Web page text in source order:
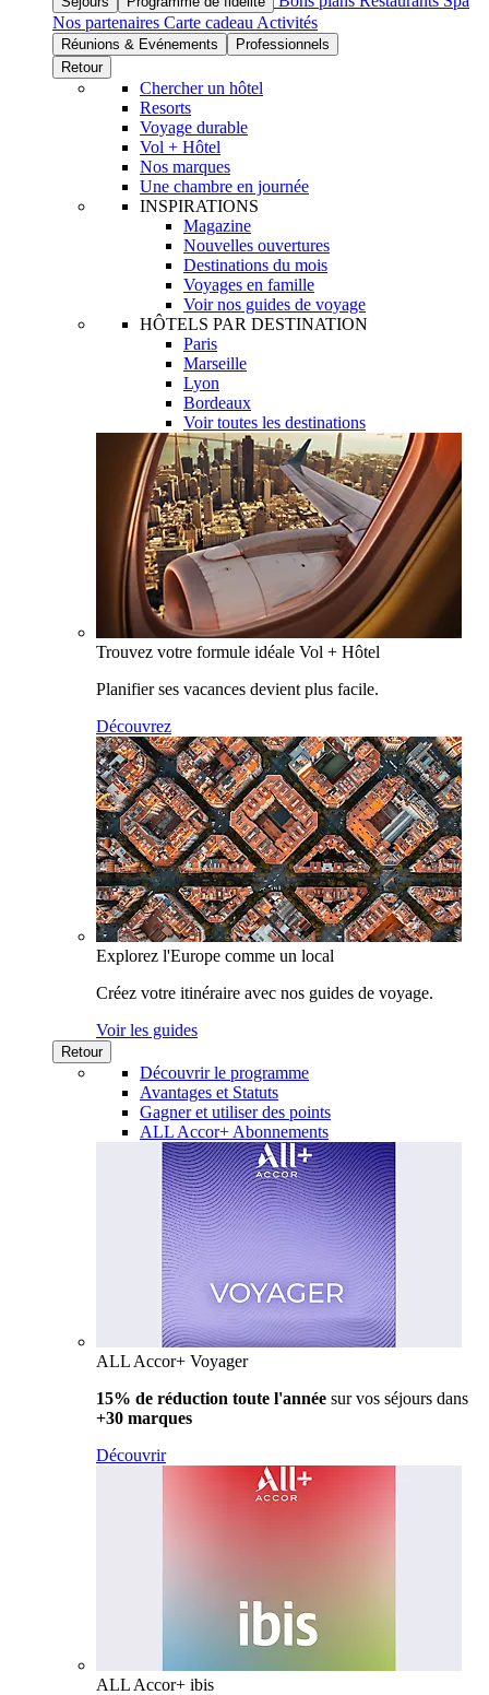
Nos partenaires Carte cadeau Activités
Réunions & Evénements
Professionnels
Retour
Chercher un hôtel
Resorts
Voyage durable
Vol + Hôtel
Nos marques
Une chambre en journée
INSPIRATIONS
Magazine
Nouvelles ouvertures
Destinations du mois
Voyages en famille
Voir nos guides de voyage
HÔTELS PAR DESTINATION
Paris
Marseille
Lyon
Bordeaux
Voir toutes les destinations
Trouvez votre formule idéale Vol + Hôtel
Planifier ses vacances devient plus facile.
Découvrez
Explorez l'Europe comme un local
Créez votre itinéraire avec nos guides de voyage.
Voir les guides
Retour
Découvrir le programme
Avantages et Statuts
Gagner et utiliser des points
ALL Accor+ Abonnements
ALL Accor+ Voyager
15% de réduction toute l'année sur vos séjours dans
+30 marques
Découvrir
ALL Accor+ ibis